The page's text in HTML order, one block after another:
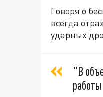
Говоря о
всегда
ударных
"В